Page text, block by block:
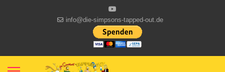
info@die-simpsons-tapped-out.de